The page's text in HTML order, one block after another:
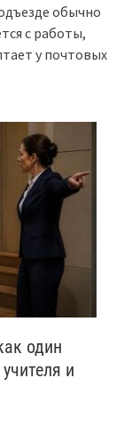
обычно
с работы,
у почтовых
один
и